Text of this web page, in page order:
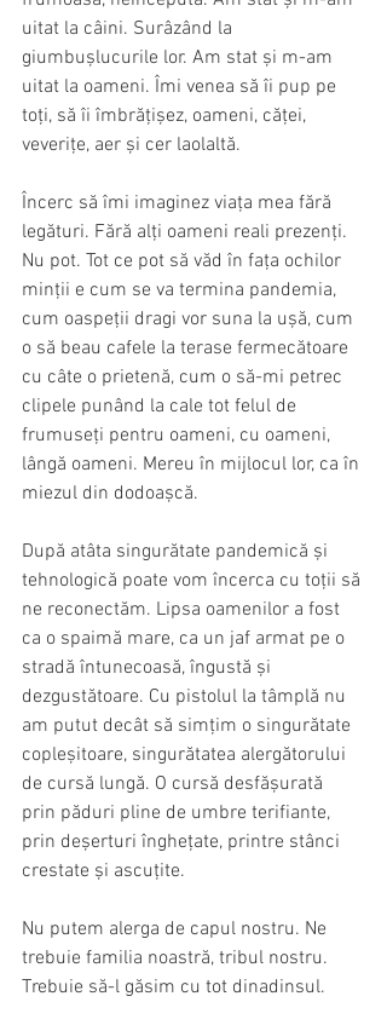
uitat la câini. Surâzând la
giumbușlucurile lor. Am stat și m-am
uitat la oameni. Îmi venea să îi pup pe
toți, să îi îmbrățișez, oameni, căței,
veverițe, aer și cer laolaltă.
Încerc să îmi imaginez viața mea fără
legături. Fără alți oameni reali prezenți.
Nu pot. Tot ce pot să văd în fața ochilor
minții e cum se va termina pandemia,
cum oaspeții dragi vor suna la ușă, cum
o să beau cafele la terase fermecătoare
cu câte o prietenă, cum o să-mi petrec
clipele punând la cale tot felul de
frumuseți pentru oameni, cu oameni,
lângă oameni. Mereu în mijlocul lor, ca în
miezul din dodoașcă.
După atâta singurătate pandemică și
tehnologică poate vom încerca cu toții să
ne reconectăm. Lipsa oamenilor a fost
ca o spaimă mare, ca un jaf armat pe o
stradă întunecoasă, îngustă și
dezgustătoare. Cu pistolul la tâmplă nu
am putut decât să simțim o singurătate
copleșitoare, singurătatea alergătorului
de cursă lungă. O cursă desfășurată
prin păduri pline de umbre terifiante,
prin deșerturi înghețate, printre stânci
crestate și ascuțite.
Nu putem alerga de capul nostru. Ne
trebuie familia noastră, tribul nostru.
Trebuie să-l găsim cu tot dinadinsul.